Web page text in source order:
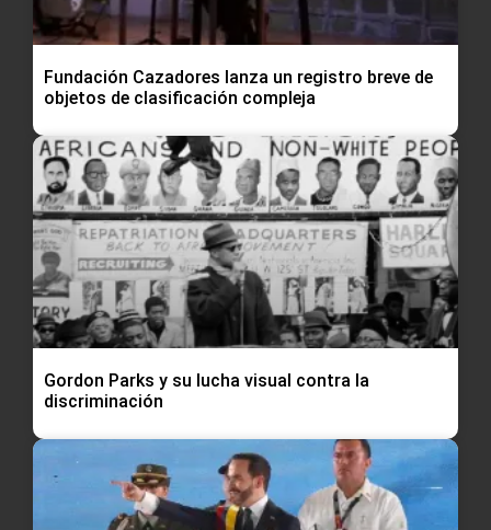
Fundación Cazadores lanza un registro breve de
objetos de clasificación compleja
Gordon Parks y su lucha visual contra la
discriminación